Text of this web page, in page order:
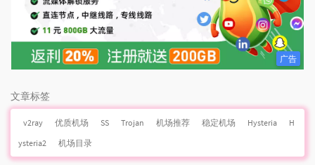
广告
文章标签
v2ray 优质机场 SS Trojan 机场推荐 稳定机场 Hysteria
H
ysteria2
机场目录